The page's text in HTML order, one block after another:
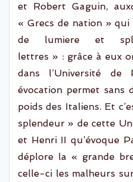
et Robert Gaguin,
« Grecs de nation » qui
de lumiere et
lettres » : grâce à eux
dans l’Université de
évocation permet sans
poids des Italiens. Et
splendeur » de cette U
et Henri II qu’évoque
déplore la « grande
celle-ci les malheurs